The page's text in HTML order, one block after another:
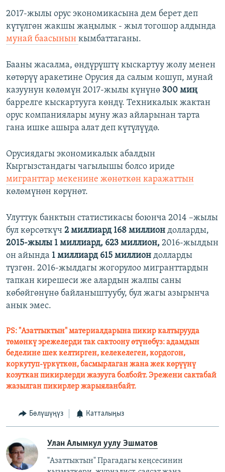
2017-жылы орус экономикасына дем берет деп
күтүлгөн жакшы жаңылык - жыл тогошор алдында
мунай баасынын кымбаттаганы.
Бааны жасалма, өндүрүштү кыскартуу жолу менен
көтөрүү аракетине Орусия да салым кошуп, мунай
казуунун көлөмүн 2017-жылы күнүнө 300 миң
баррелге кыскартууга көндү. Техникалык жактан
орус компаниялары муну жаз айларынан тарта
гана ишке ашыра алат деп күтүлүүдө.
Орусиядагы экономикалык абалдын
Кыргызстандагы чагылышы болсо ириде
мигранттар мекенине жөнөткөн каражаттын
көлөмүнөн көрүнөт.
Улуттук банктын статистикасы боюнча 2014 –жылы
бул көрсөткүч 2 миллиард 168 миллион долларды,
2015-жылы 1 миллиард, 623 миллион, 2016-жылдын
он айында 1 миллиард 615 миллион долларды
түзгөн. 2016-жылдагы жогорулоо мигранттардын
тапкан кирешеси же алардын жалпы саны
көбөйгөнүнө байланыштуубу, бул жагы азырынча
анык эмес.
PS: "Азаттыктын" материалдарына пикир калтырууда
төмөнкү эрежелерди так сактоону өтүнөбүз: адамдын
беделине шек келтирген, келекелеген, кордогон,
коркутуп-үркүткөн, басмырлаган жана жек көрүүнү
козуткан пикирлерди жазууга болбойт. Эрежени сактабай
жазылган пикирлер жарыяланбайт.
Бөлүшүңүз Катталыңыз
Улан Алымкул уулу Эшматов
"Азаттыктын" Прагадагы кеңсесинин